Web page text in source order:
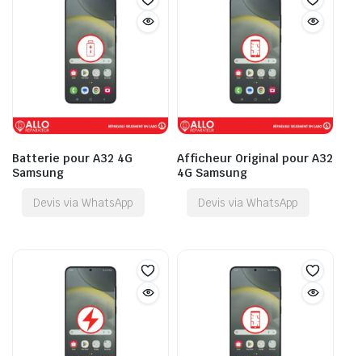
Batterie pour A32 4G
Samsung
Devis via WhatsApp
Afficheur Original pour A32
4G Samsung
Devis via WhatsApp